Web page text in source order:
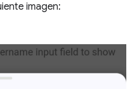
imagen: